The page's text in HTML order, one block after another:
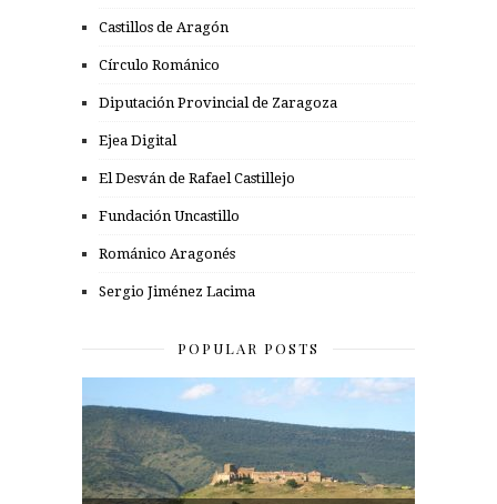
Castillos de Aragón
Círculo Románico
Diputación Provincial de Zaragoza
Ejea Digital
El Desván de Rafael Castillejo
Fundación Uncastillo
Románico Aragonés
Sergio Jiménez Lacima
POPULAR POSTS